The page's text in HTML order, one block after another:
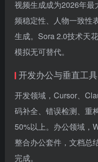
视频生成成为2026年
频稳定性、人物一致性
生成。Sora 2.0技术天
模拟无可替代。
开发办公与垂直工具
开发领域，Cursor、
码补全、错误检测、重
50%以上。办公领域，
整合办公套件，文档总
完成。